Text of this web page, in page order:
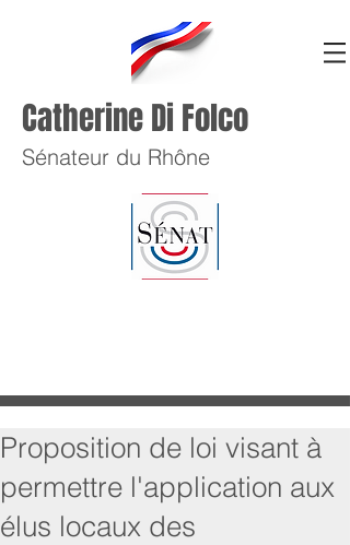
Catherine Di Folco
Sénateur du Rhône
Proposition de loi visant à
permettre l'application aux
élus locaux des